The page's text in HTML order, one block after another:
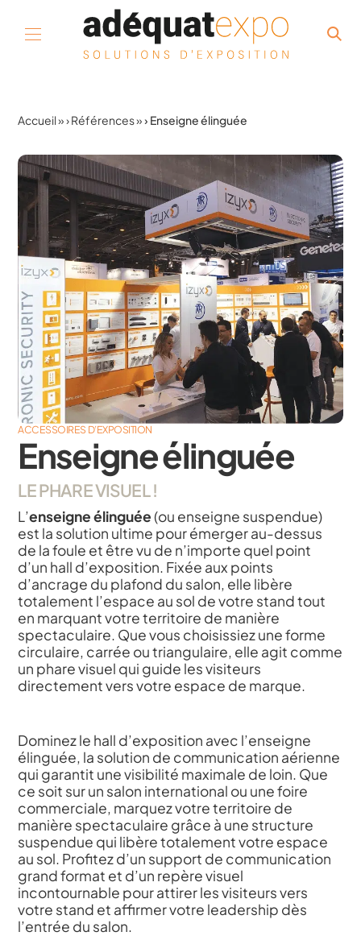
Accueil» Références» Enseigne élinguée
ACCESSOIRES D’EXPOSITION
Enseigne élinguée
LE PHARE VISUEL !
L’enseigne élinguée(ou enseigne suspendue)
est la solution ultime pour émerger au-dessus
de la foule et être vu de n’importe quel point
d’un hall d’exposition. Fixée aux points
d’ancrage du plafond du salon, elle libère
totalement l’espace au sol de votre stand tout
en marquant votre territoire de manière
spectaculaire. Que vous choisissiez une forme
circulaire, carrée ou triangulaire, elle agit comme
un phare visuel qui guide les visiteurs
directement vers votre espace de marque.
Dominez le hall d’exposition avec l’enseigne
élinguée, la solution de communication aérienne
qui garantit une visibilité maximale de loin. Que
ce soit sur un salon international ou une foire
commerciale, marquez votre territoire de
manière spectaculaire grâce à une structure
suspendue qui libère totalement votre espace
au sol. Profitez d’un support de communication
grand format et d’un repère visuel
incontournable pour attirer les visiteurs vers
votre stand et affirmer votre leadership dès
l’entrée du salon.